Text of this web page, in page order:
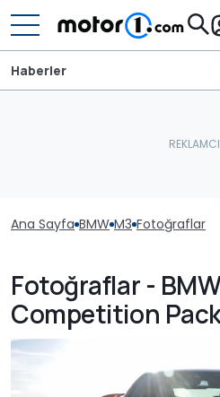
Haberler
Ana Sayfa BMW M3 Fotoğraflar
Fotoğraflar -
Competition